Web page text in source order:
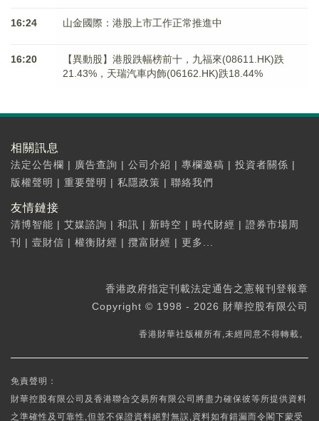
16:24 山金國際：港股上市工作正常推進中
16:20
【異動股】港股跌幅榜前十，九福來(08611.HK)跌
21.43%，天瑞汽車内飾(06162.HK)跌18.44%
相關訊息
法定公告欄 | 廣告查詢 | 公司介紹 | 專欄邀稿 | 投資者關係 |
版權聲明 | 重要聲明 | 私隱政策 | 聯絡我們
友情鏈接
清博智能 | 艾媒諮詢 | 和訊 | 新時空 | 時代財經 | 證券市場周
刊
| 壹財信 | 權衡財經 | 攬富財經 | 更多...
香港政府指定刊載法定通告之憲報刊登報章
Copyright © 1998 - 2026 財華控股有限公司
香港財華社版權所有,未經同意不得轉載。
免責聲明：
財華控股有限公司及香港聯合交易所有限公司將盡力確保彼等所提供資料
之準確性及可靠性,但並不保證資料絕對無誤,資料如有錯漏而令閣下蒙受